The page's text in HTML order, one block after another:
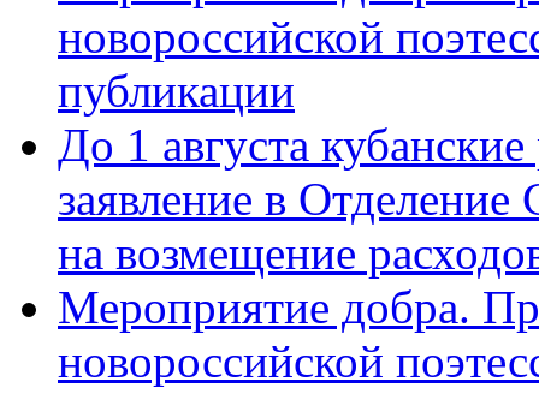
новороссийской
публикации
До 1 августа
заявление в
на возмещение
Мероприятие добра.
новороссийской